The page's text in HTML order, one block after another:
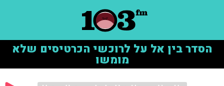
הסדר בין אל על לרוכשי הכרטיסים שלא
מומשו